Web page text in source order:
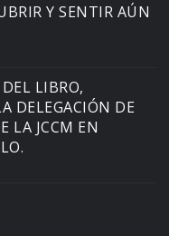
Y SENTIR AÚN
LIBRO,
DELEGACIÓN DE
LA JCCM EN